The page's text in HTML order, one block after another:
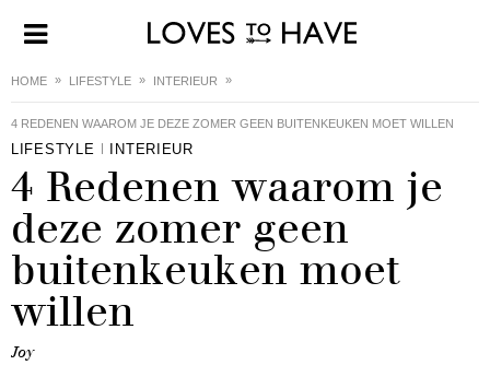
HOME LIFESTYLE INTERIEUR
4 REDENEN WAAROM JE DEZE ZOMER GEEN BUITENKEUKEN MOET WILLEN
LIFESTYLE INTERIEUR
4 Redenen waarom je
deze zomer geen
buitenkeuken moet
willen
Joy